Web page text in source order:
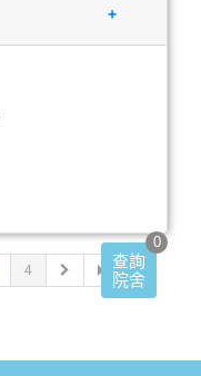
+
4
查詢
院舍
0